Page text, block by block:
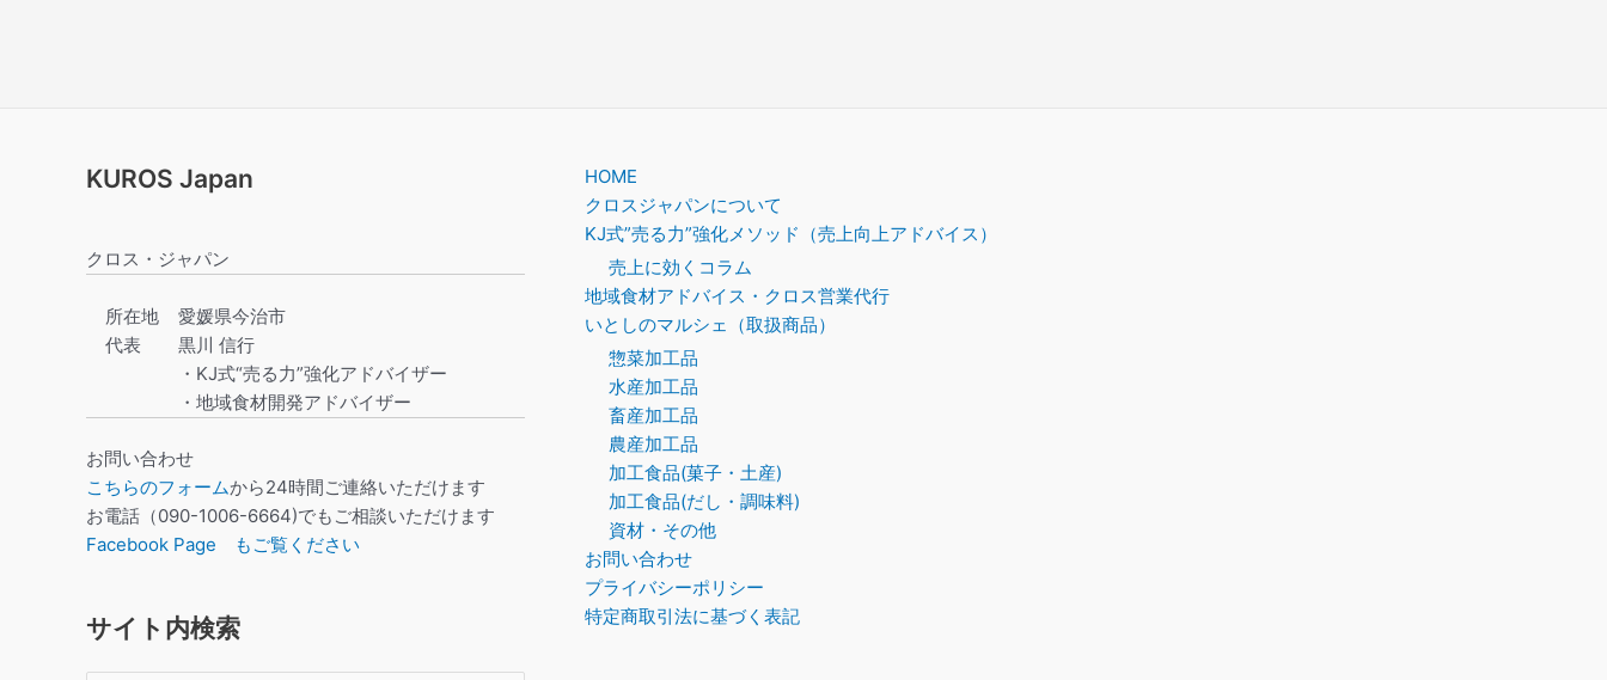
KUROS Japan
クロス・ジャパン
所在地
代表
愛媛県今治市
黒川 信行
・KJ式“売る力”強化アドバイザー
・地域食材開発アドバイザー
お問い合わせ
こちらのフォームから24時間ご連絡いただけます
お電話（090-1006-6664)でもご相談いただけます
Facebook Page もご覧ください
サイト内検索
HOME
クロスジャパンについて
KJ式”売る力”強化メソッド（売上向上アドバイス）
売上に効くコラム
地域食材アドバイス・クロス営業代行
いとしのマルシェ（取扱商品）
惣菜加工品
水産加工品
畜産加工品
農産加工品
加工食品(菓子・土産)
加工食品(だし・調味料)
資材・その他
お問い合わせ
プライバシーポリシー
特定商取引法に基づく表記